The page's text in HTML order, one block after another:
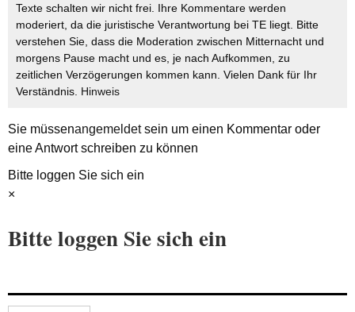
Texte schalten wir nicht frei. Ihre Kommentare werden
moderiert, da die juristische Verantwortung bei TE liegt. Bitte
verstehen Sie, dass die Moderation zwischen Mitternacht und
morgens Pause macht und es, je nach Aufkommen, zu
zeitlichen Verzögerungen kommen kann. Vielen Dank für Ihr
Verständnis. Hinweis
Sie müssenangemeldetsein um einen Kommentar oder
eine Antwort schreiben zu können
Bitte loggen Sie sich ein
×
Bitte loggen Sie sich ein